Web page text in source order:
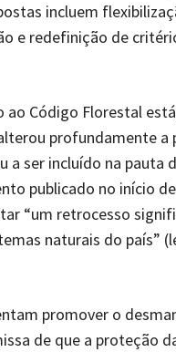
incluem
e redefinição de
Código Florestal
profundamente a
ser incluído na pauta
publicado no início
“um retrocesso
naturais do país”
promover o
de que a proteção